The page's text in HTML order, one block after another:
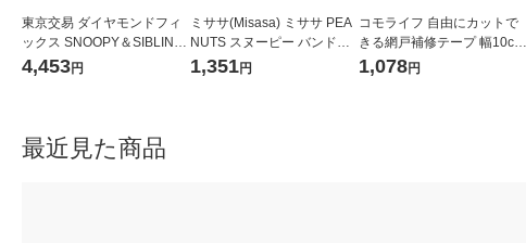
東京交易 ダイヤモンドフィ
ックス SNOOPY＆SIBLING
S スヌーピー ビーズキット
4,453円
ミササ(Misasa) ミササ PEA
NUTS スヌーピー バンドク
リップボタン ブルーとピン
1,351円
コモライフ 自由にカットで
きる網戸補修テープ 幅10cm
390646 1本
1,078円
最近見た商品